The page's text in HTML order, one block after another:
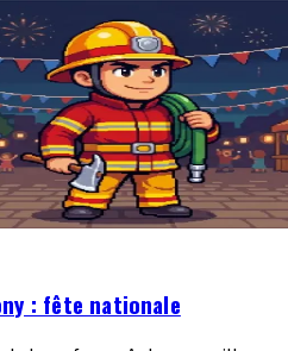
: fête nationale